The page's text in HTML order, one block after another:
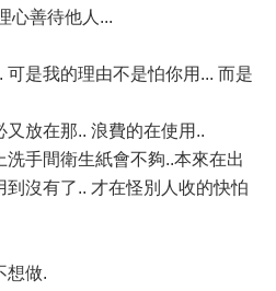
心善待他人...
可是我的理由不是怕你用... 而是
放在那.. 浪費的在使用..
手間衛生紙會不夠..本來在出
沒有了.. 才在怪別人收的快怕
想做.